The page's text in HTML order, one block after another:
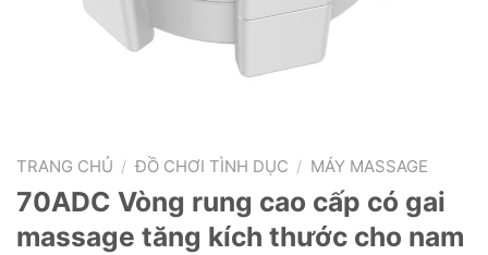
TRANG CHỦ / ĐỒ CHƠI TÌNH DỤC / MÁY MASSAGE
70ADC Vòng rung cao cấp có gai
massage tăng kích thước cho nam